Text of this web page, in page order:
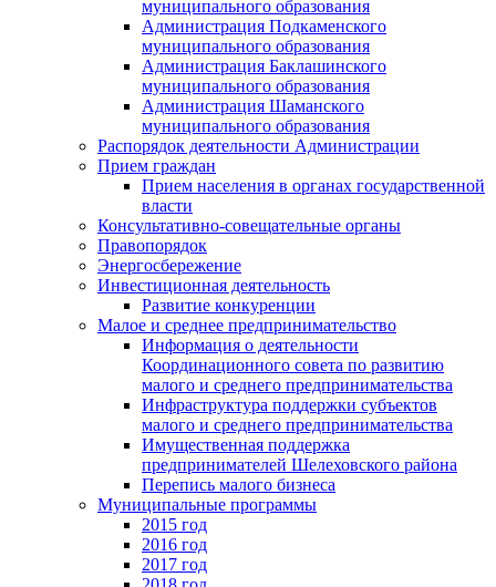
муниципального образования
Администрация Подкаменского
муниципального образования
Администрация Баклашинского
муниципального образования
Администрация Шаманского
муниципального образования
Распорядок деятельности Администрации
Прием граждан
Прием населения в органах государственной
власти
Консультативно-совещательные органы
Правопорядок
Энергосбережение
Инвестиционная деятельность
Развитие конкуренции
Малое и среднее предпринимательство
Информация о деятельности
Координационного совета по развитию
малого и среднего предпринимательства
Инфраструктура поддержки субъектов
малого и среднего предпринимательства
Имущественная поддержка
предпринимателей Шелеховского района
Перепись малого бизнеса
Муниципальные программы
2015 год
2016 год
2017 год